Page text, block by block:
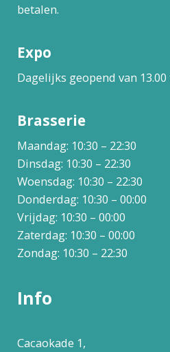
betalen.
Expo
Dagelijks geopend van
Brasserie
Maandag: 10:30 – 22:30
Dinsdag: 10:30 – 22:30
Woensdag: 10:30 – 22:30
Donderdag: 10:30 – 00:00
Vrijdag: 10:30 – 00:00
Zaterdag: 10:30 – 00:00
Zondag: 10:30 – 22:30
Info
Cacaokade 1,